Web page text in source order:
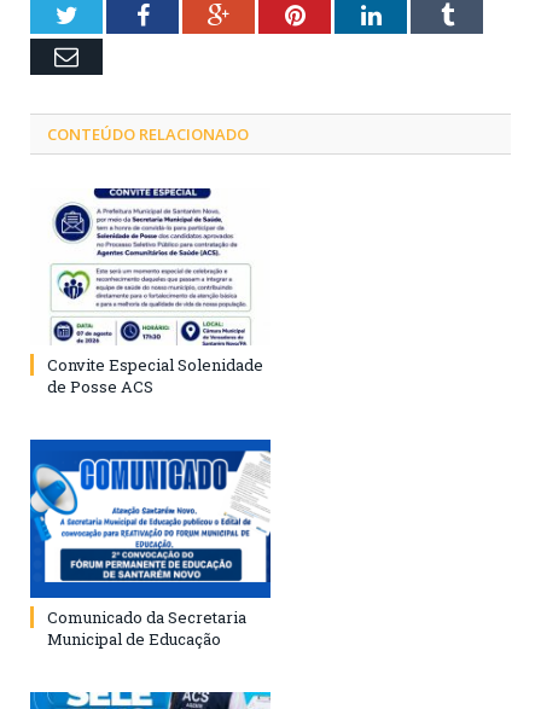
TwitterFacebookGoogle+PinterestLinkedInTumblr
Email
CONTEÚDO RELACIONADO
Convite Especial Solenidade
de Posse ACS
Comunicado da Secretaria
Municipal de Educação